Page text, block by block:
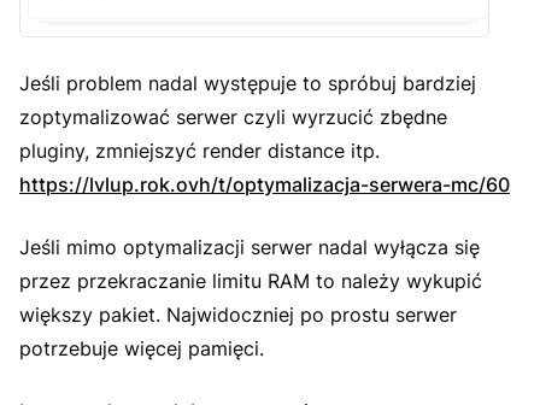
Jeśli problem nadal występuje to spróbuj bardziej
zoptymalizować serwer czyli wyrzucić zbędne
pluginy, zmniejszyć render distance itp.
https://lvlup.rok.ovh/t/optymalizacja-serwera-mc/60
Jeśli mimo optymalizacji serwer nadal wyłącza się
przez przekraczanie limitu RAM to należy wykupić
większy pakiet. Najwidoczniej po prostu serwer
potrzebuje więcej pamięci.